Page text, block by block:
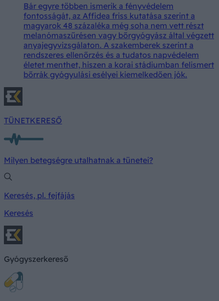
Bár egyre többen ismerik a fényvédelem
fontosságát, az Affidea friss kutatása szerint a
magyarok 48 százaléka még soha nem vett részt
melanómaszűrésen vagy bőrgyógyász által végzett
anyajegyvizsgálaton. A szakemberek szerint a
rendszeres ellenőrzés és a tudatos napvédelem
életet menthet, hiszen a korai stádiumban felismert
bőrrák gyógyulási esélyei kiemelkedően jók.
TÜNETKERESŐ
Milyen betegségre utalhatnak a tünetei?
Keresés, pl. fejfájás
Keresés
Gyógyszerkereső